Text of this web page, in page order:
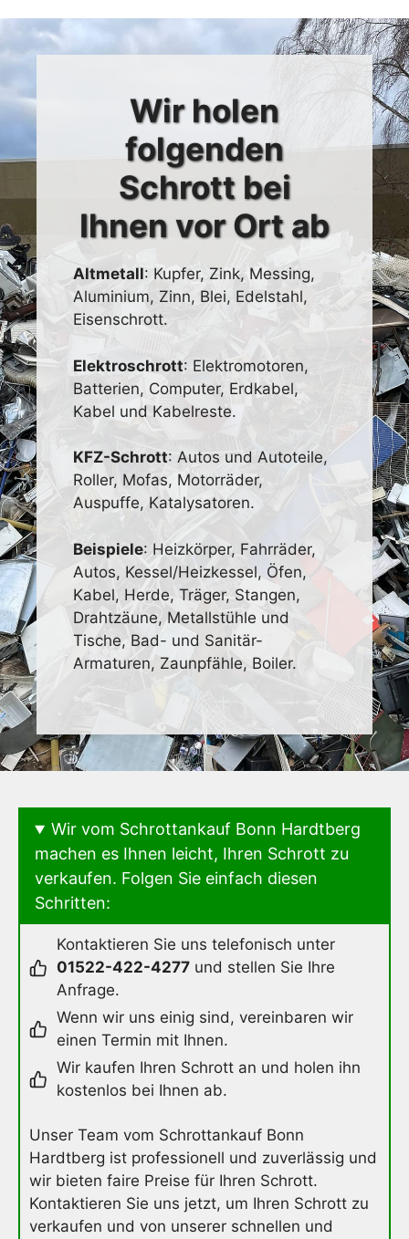
Wir holen
folgenden
Schrott bei
Ihnen vor Ort ab
Altmetall: Kupfer, Zink, Messing,
Aluminium, Zinn, Blei, Edelstahl,
Eisenschrott.
Elektroschrott: Elektromotoren,
Batterien, Computer, Erdkabel,
Kabel und Kabelreste.
KFZ-Schrott: Autos und Autoteile,
Roller, Mofas, Motorräder,
Auspuffe, Katalysatoren.
Beispiele: Heizkörper, Fahrräder,
Autos, Kessel/Heizkessel, Öfen,
Kabel, Herde, Träger, Stangen,
Drahtzäune, Metallstühle und
Tische, Bad- und Sanitär-
Armaturen, Zaunpfähle, Boiler.
Wir vom Schrottankauf Bonn Hardtberg
machen es Ihnen leicht, Ihren Schrott zu
verkaufen. Folgen Sie einfach diesen
Schritten:
Kontaktieren Sie uns telefonisch unter
01522-422-4277 und stellen Sie Ihre
Anfrage.
Wenn wir uns einig sind, vereinbaren wir
einen Termin mit Ihnen.
Wir kaufen Ihren Schrott an und holen ihn
kostenlos bei Ihnen ab.
Unser Team vom Schrottankauf Bonn
Hardtberg ist professionell und zuverlässig und
wir bieten faire Preise für Ihren Schrott.
Kontaktieren Sie uns jetzt, um Ihren Schrott zu
verkaufen und von unserer schnellen und